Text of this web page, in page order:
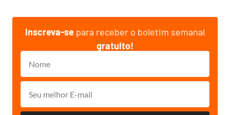
Inscreva-se para receber o boletim semanal
gratuito!